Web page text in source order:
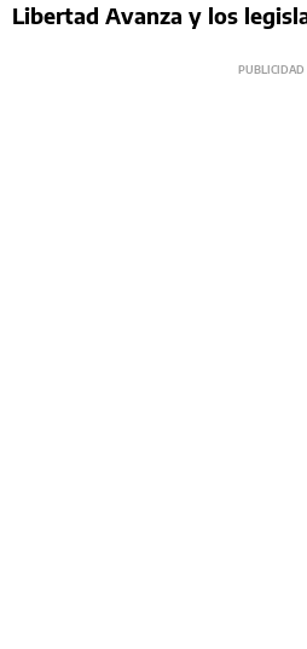
Libertad Avanza y los